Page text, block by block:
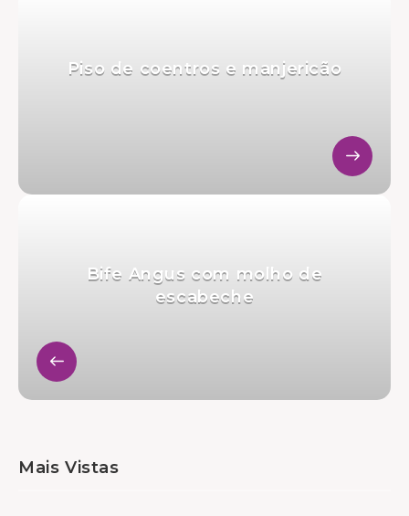
Piso de coentros e manjericão
Bife Angus com molho de
escabeche
Mais Vistas